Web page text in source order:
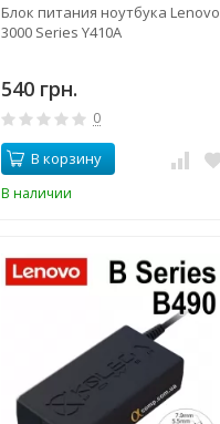
Блок питания ноутбука Lenovo
3000 Series Y410A
540 грн.
0
В корзину
В наличии